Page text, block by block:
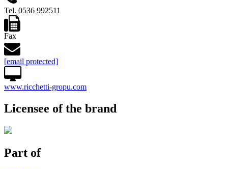
Tel. 0536 992511
Fax
[email protected]
www.ricchetti-gropu.com
Licensee of the brand
Part of